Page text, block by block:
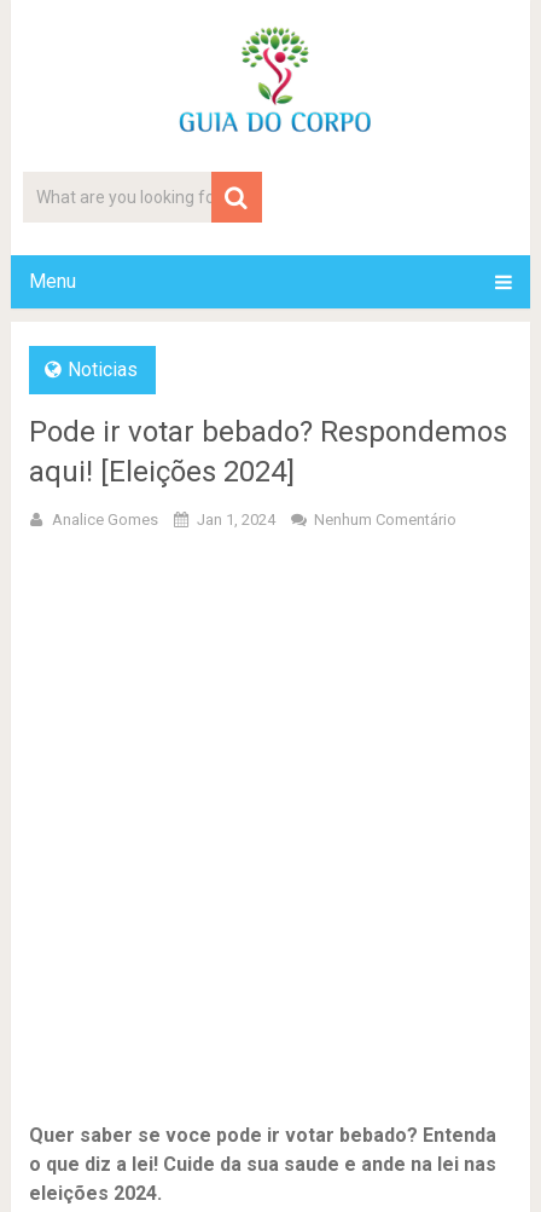
Menu
Noticias
Pode ir votar bebado? Respondemos
aqui! [Eleições 2024]
Analice Gomes Jan 1, 2024 Nenhum Comentário
Quer saber se voce pode ir votar bebado? Entenda
o que diz a lei! Cuide da sua saude e ande na lei nas
eleições 2024.